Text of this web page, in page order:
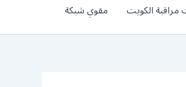
مراقبة الكويت مقوي شبكة